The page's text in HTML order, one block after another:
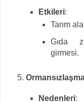
Etkileri:
Tarım
Gıda
girmesi.
Nedenleri: